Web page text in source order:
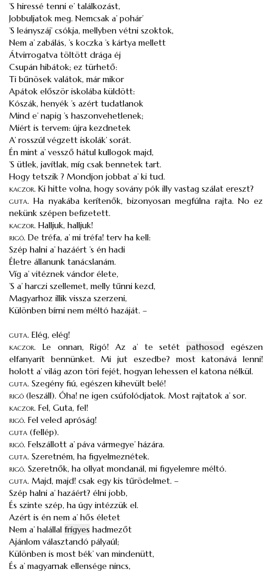
’S hiressé tenni e’ találkozást,
Jobbuljatok meg. Nemcsak a’ pohár’
’S leányszáj’ csókja, mellyben vétni szoktok,
Nem a’ zabálás, ’s koczka ’s kártya mellett
Átvirrogatva töltött drága éj
Csupán hibátok; ez türhető:
Ti bűnösek valátok, már mikor
Apátok először iskolába küldött:
Kószák, henyék ’s azért tudatlanok
Mind e’ napig ’s haszonvehetlenek;
Miért is tervem: újra kezdnetek
A’ rosszúl végzett iskolák’ sorát.
Én mint a’ vessző hátul kullogok majd,
’S ütlek, javítlak, míg csak bennetek tart.
Hogy tetszik ? Mondjon jobbat a’ ki tud.
kaczor. Ki hitte volna, hogy sovány pók illy vastag szálat ereszt?
guta.Ha nyakába kerítenők, bizonyosan megfúlna rajta. No ez
nekünk szépen befizetett.
kaczor. Halljuk, halljuk!
rigó. De tréfa, a’ mi tréfa! terv ha kell:
Szép halni a’ hazáért ’s én hadi
Életre állanunk tanácslanám.
Víg a’ vitéznek vándor élete,
’S a’ harczi szellemet, melly tűnni kezd,
Magyarhoz illik vissza szerzeni,
Különben bírni nem méltó hazáját. –
guta. Elég, elég!
kaczor. Le onnan, Rigó! Az a’ te setétpathosod egészen
elfanyarít bennünket. Mi jut eszedbe? most katonává lenni!
holott a’ világ azon töri fejét, hogyan lehessen el katona nélkül.
guta. Szegény fiú, egészen kihevült belé!
rigó (leszáll). Óha! ne igen csúfolódjatok. Most rajtatok a’ sor.
kaczor. Fel, Guta, fel!
rigó. Fel veled apróság!
guta (fellép).
rigó. Felszállott a’ páva vármegye’ házára.
guta. Szeretném, ha figyelmeznétek.
rigó. Szeretnők, ha ollyat mondanál, mi figyelemre méltó.
guta. Majd, majd! csak egy kis tűrödelmet. –
Szép halni a’ hazáért? élni jobb,
És szinte szép, ha úgy intézzük el.
Azért is én nem a’ hős életet
Nem a’ halállal frígyes hadmezőt
Ajánlom választandó pályaúl;
Különben is most bék’ van mindenütt,
És a’ magyarnak ellensége nincs,